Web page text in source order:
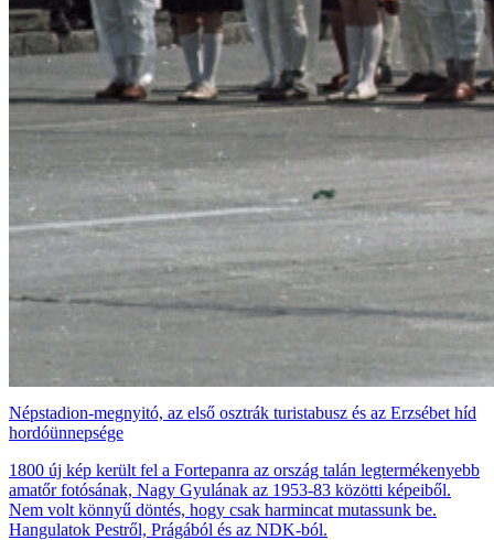
Népstadion-megnyitó, az első osztrák turistabusz és az Erzsébet híd
hordóünnepsége
1800 új kép került fel a Fortepanra az ország talán legtermékenyebb
amatőr fotósának, Nagy Gyulának az 1953-83 közötti képeiből.
Nem volt könnyű döntés, hogy csak harmincat mutassunk be.
Hangulatok Pestről, Prágából és az NDK-ból.